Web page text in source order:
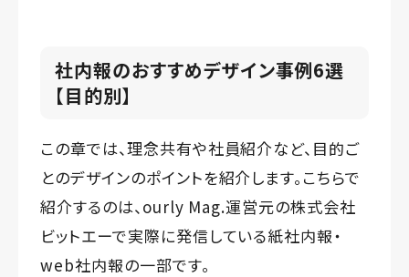
社内報のおすすめデザイン事例6選
【目的別】
この章では、理念共有や社員紹介など、目的ご
とのデザインのポイントを紹介します。こちらで
紹介するのは、ourly Mag.運営元の株式会社
ビットエーで実際に発信している紙社内報・
web社内報の一部です。